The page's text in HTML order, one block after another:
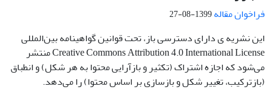
فراخوان مقاله1399-08-27
این نشریه ی دارای دسترسی باز، تحت قوانین گواهینامه بین‌المللی
Creative Commons Attribution 4.0 International License منتشر
می‌شود که اجازه اشتراک (تکثیر و بازآرایی محتوا به هر شکل) و انطباق
(بازترکیب، تغییر شکل و بازسازی بر اساس محتوا) را می‌دهد.